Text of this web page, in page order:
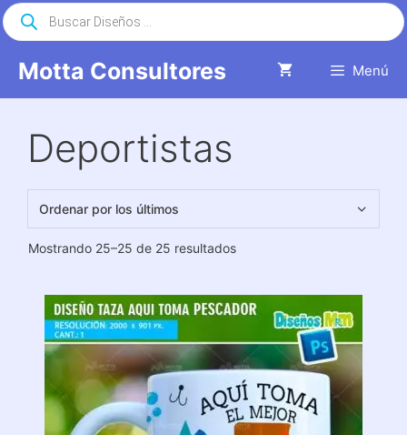
Saltar
al
Motta Consultores Menú
Búsqueda
de
productos
Deportistas
Mostrando 25–25 de 25 resultadosOrdenado
últimos